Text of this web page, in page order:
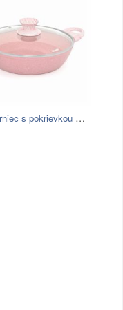
Ružový hrniec s pokrievkou Bisetti…